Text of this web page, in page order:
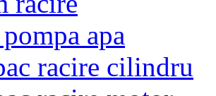
apa
racire cilindru